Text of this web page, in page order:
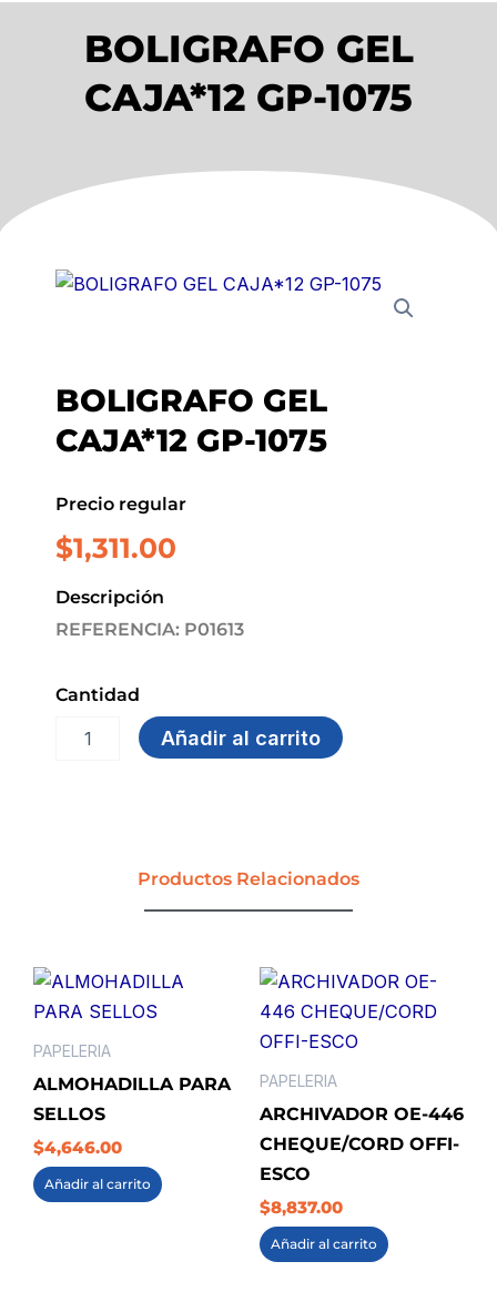
BOLIGRAFO GEL
CAJA*12 GP-1075
BOLIGRAFO GEL
CAJA*12 GP-1075
Precio regular
$1,311.00
Descripción
REFERENCIA: P01613
Cantidad
Añadir al carrito
Productos Relacionados
PAPELERIA
ALMOHADILLA PARA
SELLOS
$4,646.00
Añadir al carrito
PAPELERIA
ARCHIVADOR OE-446
CHEQUE/CORD OFFI-
ESCO
$8,837.00
Añadir al carrito